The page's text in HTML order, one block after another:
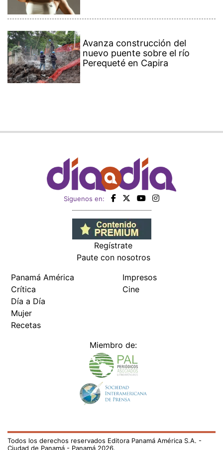
Avanza construcción del
nuevo puente sobre el río
Perequeté en Capira
Siguenos en:
Regístrate
Paute con nosotros
Panamá América
Crítica
Día a Día
Mujer
Recetas
Impresos
Cine
Miembro de:
Todos los derechos reservados Editora Panamá América S.A. -
Ciudad de Panamá - Panamá 2026.